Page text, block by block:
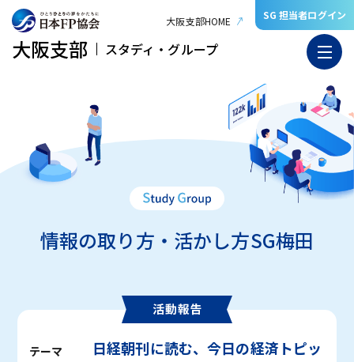
大阪支部 スタディ・グループ
大阪支部HOME SG 担当者ログイン
情報の取り方・活かし方SG梅田
テーマ
日経朝刊に読む、今日の経済トピッ